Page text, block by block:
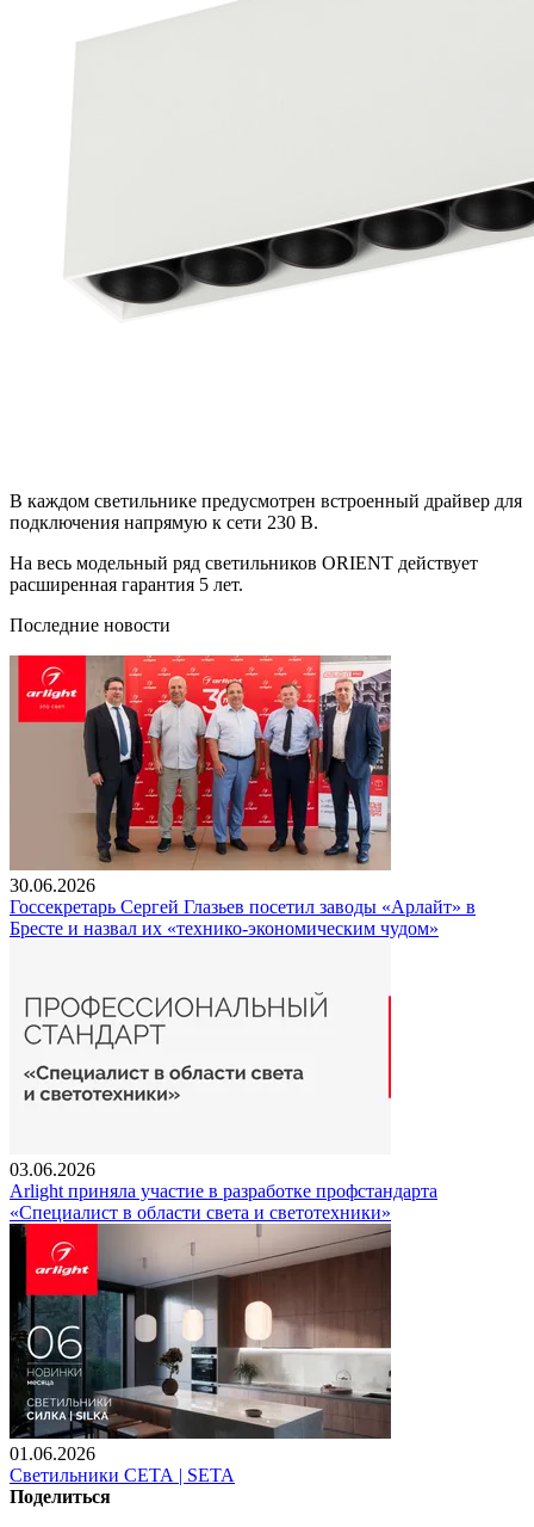
В каждом светильнике предусмотрен встроенный драйвер для
подключения напрямую к сети 230 В.
На весь модельный ряд светильников ORIENT действует
расширенная гарантия 5 лет.
Последние новости
30.06.2026
Госсекретарь Сергей Глазьев посетил заводы «Арлайт» в
Бресте и назвал их «технико-экономическим чудом»
03.06.2026
Arlight приняла участие в разработке профстандарта
«Специалист в области света и светотехники»
01.06.2026
Светильники СЕТА | SETA
Поделиться